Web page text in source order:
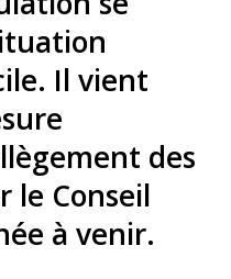
Il vient
des
le Conseil
à venir.